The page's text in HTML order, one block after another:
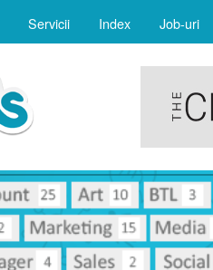
Servicii Index Job-uri